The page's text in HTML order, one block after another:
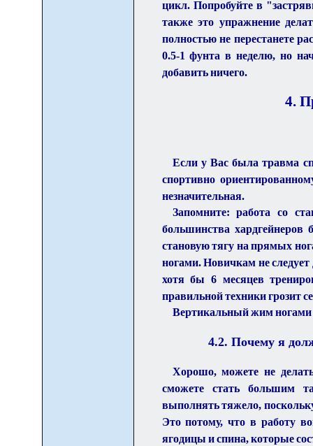
цикл. Попробуйте в
также это упражнение
полностью не перестанете
0.5-1 фунта в неделю, но
добавить ничего.
4.
Если у Вас была травма
спортивно
незначительная.
Запомните: работа со
большинства хардгейнеров
становую тягу на прямых
ногами. Новичкам не
хотя бы 6 месяцев
правильной техники грозит
Вертикальный жим ногами
4.2. Почему я
Хорошо, можете не
сможете стать большим
выполнять тяжело,
Это потому, что в работу
ягодицы и спина, которые